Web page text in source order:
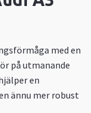
med en
på utmanande
en
ännu mer robust